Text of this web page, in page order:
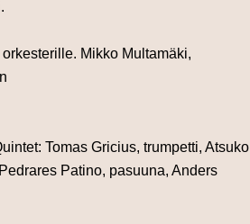
Mikko Multamäki,
Tomas Gricius, trumpetti, Atsuko
Patino, pasuuna, Anders